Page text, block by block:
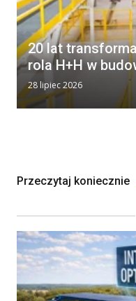
20 lat
rola H+H w
28 lipiec 2026
Przeczytaj koniecznie